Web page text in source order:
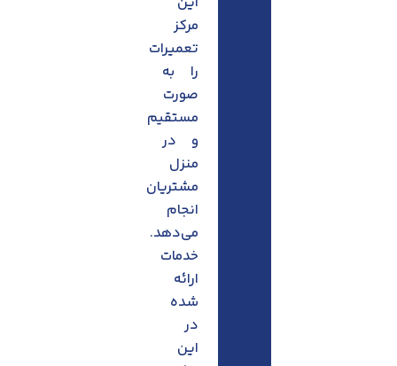
مرکز
تعمیرات
را به
صورت
مستقیم
و در
منزل
مشتریان
انجام
می‌دهد.
خدمات
ارائه
شده
در
این